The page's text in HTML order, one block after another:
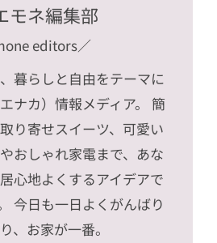
モネ編集部
editors／
暮らしと自由をテーマに
ナカ）情報メディア。 簡
り寄せスイーツ、可愛い
おしゃれ家電まで、あな
心地よくするアイデアで
今日も一日よくがんばり
、お家が一番。